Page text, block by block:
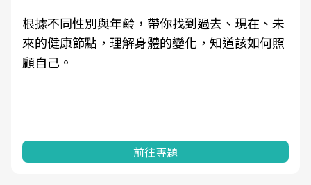
根據不同性別與年齡，帶你找到過去、現在、未
來的健康節點，理解身體的變化，知道該如何照
顧自己。
前往專題